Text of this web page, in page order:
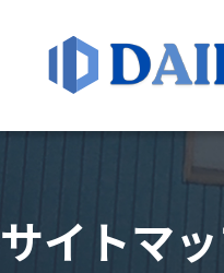
サイトマ